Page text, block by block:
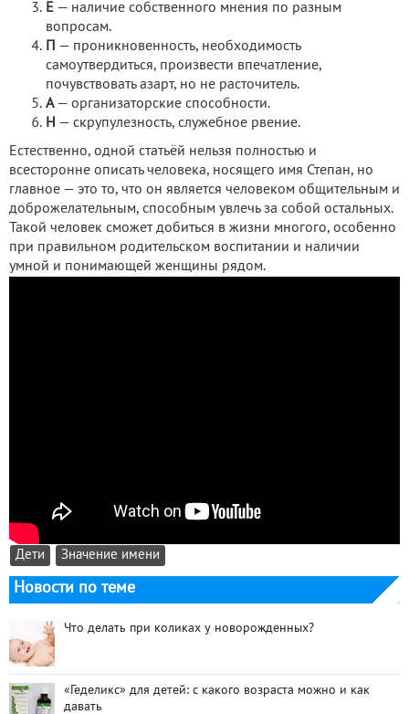
Е — наличие собственного мнения по разным
вопросам.
— проникновенность, необходимость
самоутвердиться, произвести впечатление,
почувствовать азарт, но не расточитель.
А— организаторские способности.
Н — скрупулезность, служебное рвение.
Естественно, одной статьёй нельзя полностью и
всесторонне описать человека, носящего имя Степан, но
главное — это то, что он является человеком общительным и
доброжелательным, способным увлечь за собой остальных.
Такой человек сможет добиться в жизни многого, особенно
при правильном родительском воспитании и наличии
умной и понимающей женщины рядом.
Дети Значение имени
Новости по теме
Что делать при коликах у новорожденных?
«Геделикс» для детей: с какого возраста можно и как
давать